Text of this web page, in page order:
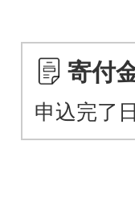
寄付
申込完了